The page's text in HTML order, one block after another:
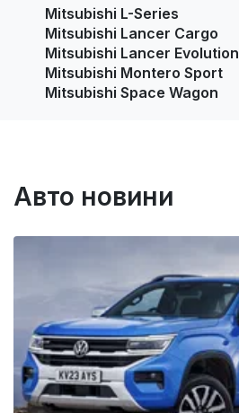
Mitsubishi L-Series
Mitsubishi Lancer Cargo
Mitsubishi Lancer Evolution
Mitsubishi Montero Sport
Mitsubishi Space Wagon
Авто новини